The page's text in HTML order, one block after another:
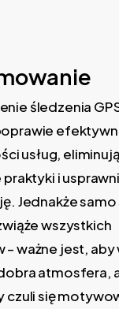
śledzenia
usług,
i
Jednakże
wszystkich
ważne jest, aby
atmosfera,
czuli się